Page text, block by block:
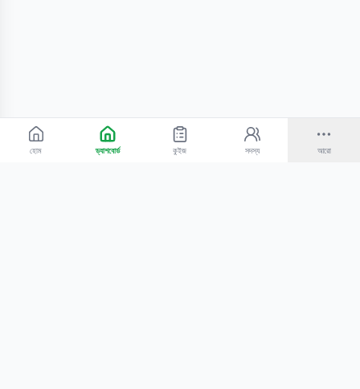
হোম ড্যাশবোর্ড কুইজ সদস্য আরো